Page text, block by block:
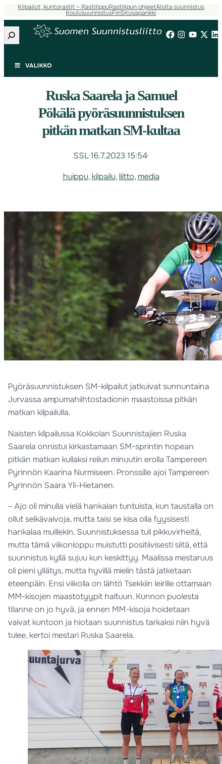
Kilpailut, kuntorastit – RastilippuRastilipun ohjeetAloita suunnistus
KoulusuunnistusFin5Kuvapankki
Etsi
VALIKKO
Ruska Saarela ja Samuel
Pökälä pyöräsuunnistuksen
pitkän matkan SM-kultaa
SSL·16.7.2023 15:54·
huippu, kilpailu, liitto, media
Pyöräsuunnistuksen SM-kilpailut jatkuivat sunnuntaina
Jurvassa ampumahiihtostadionin maastoissa pitkän
matkan kilpailulla.
Naisten kilpailussa Kokkolan Suunnistajien Ruska
Saarela onnistui kirkastamaan SM-sprintin hopean
pitkän matkan kullaksi reilun minuutin erolla Tampereen
Pyrinnön Kaarina Nurmiseen. Pronssille ajoi Tampereen
Pyrinnön Saara Yli-Hietanen.
– Ajo oli minulla vielä hankalan tuntuista, kun taustalla on
ollut selkävaivoja, mutta taisi se kisa olla fyysisesti
hankalaa muillekin. Suunnistuksessa tuli pikkuvirheitä,
mutta tämä viikonloppu muistutti positiivisesti siitä, että
suunnistus kyllä sujuu kun keskittyy. Maalissa mestaruus
oli pieni yllätys, mutta hyvillä mielin tästä jatketaan
eteenpäin. Ensi viikolla on lähtö Tsekkiin leirille ottamaan
MM-kisojen maastotyypit haltuun. Kunnon puolesta
tilanne on jo hyvä, ja ennen MM-kisoja hoidetaan
vaivat kuntoon ja hiotaan suunnistus tarkaksi niin hyvä
tulee, kertoi mestari Ruska Saarela.